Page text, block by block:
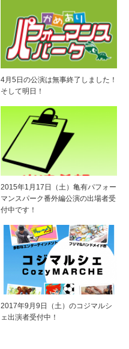
4月5日の公演は無事終了しました！
そして明日！
2015年1月17日（土）亀有パフォー
マンスパーク番外編公演の出場者受
付中です！
2017年9月9日（土）のコジマルシ
ェ出演者受付中！